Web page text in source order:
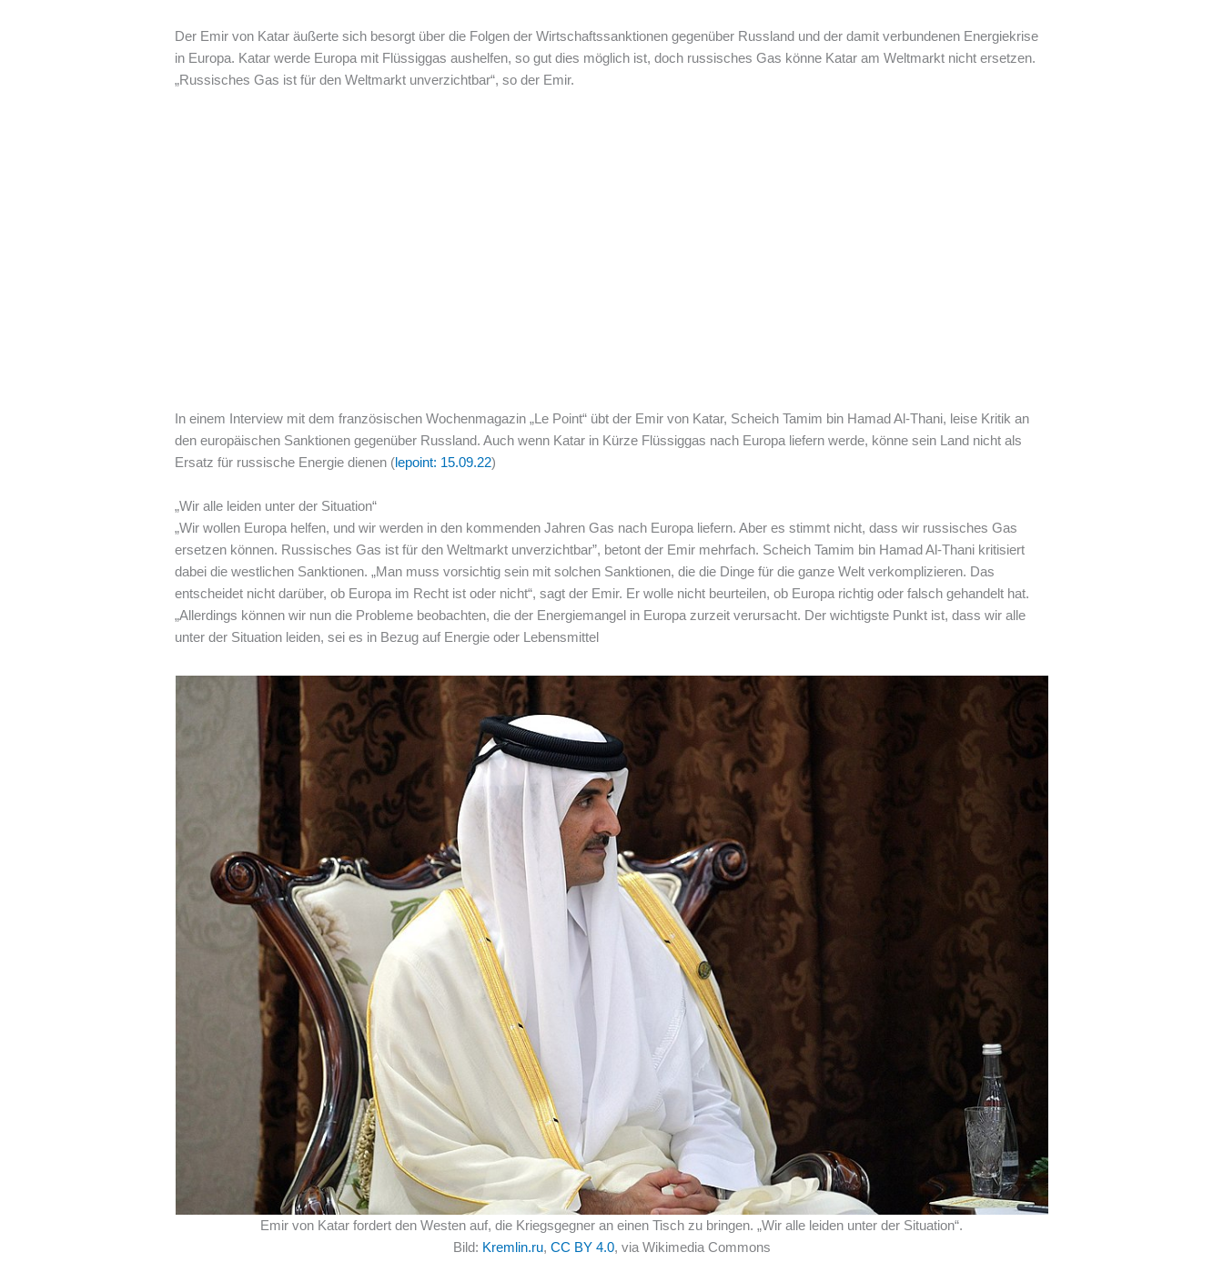
Der Emir von Katar äußerte sich besorgt über die Folgen der Wirtschaftssanktionen gegenüber Russland und der damit verbundenen Energiekrise
in Europa. Katar werde Europa mit Flüssiggas aushelfen, so gut dies möglich ist, doch russisches Gas könne Katar am Weltmarkt nicht ersetzen.
„Russisches Gas ist für den Weltmarkt unverzichtbar“, so der Emir.
In einem Interview mit dem französischen Wochenmagazin „Le Point“ übt der Emir von Katar, Scheich Tamim bin Hamad Al-Thani, leise Kritik an
den europäischen Sanktionen gegenüber Russland. Auch wenn Katar in Kürze Flüssiggas nach Europa liefern werde, könne sein Land nicht als
Ersatz für russische Energie dienen (lepoint: 15.09.22)
„Wir alle leiden unter der Situation“
„Wir wollen Europa helfen, und wir werden in den kommenden Jahren Gas nach Europa liefern. Aber es stimmt nicht, dass wir russisches Gas
ersetzen können. Russisches Gas ist für den Weltmarkt unverzichtbar”, betont der Emir mehrfach. Scheich Tamim bin Hamad Al-Thani kritisiert
dabei die westlichen Sanktionen. „Man muss vorsichtig sein mit solchen Sanktionen, die die Dinge für die ganze Welt verkomplizieren. Das
entscheidet nicht darüber, ob Europa im Recht ist oder nicht“, sagt der Emir. Er wolle nicht beurteilen, ob Europa richtig oder falsch gehandelt hat.
„Allerdings können wir nun die Probleme beobachten, die der Energiemangel in Europa zurzeit verursacht. Der wichtigste Punkt ist, dass wir alle
unter der Situation leiden, sei es in Bezug auf Energie oder Lebensmittel
Emir von Katar fordert den Westen auf, die Kriegsgegner an einen Tisch zu bringen. „Wir alle leiden unter der Situation“.
Bild: Kremlin.ru, CC BY 4.0, via Wikimedia Commons